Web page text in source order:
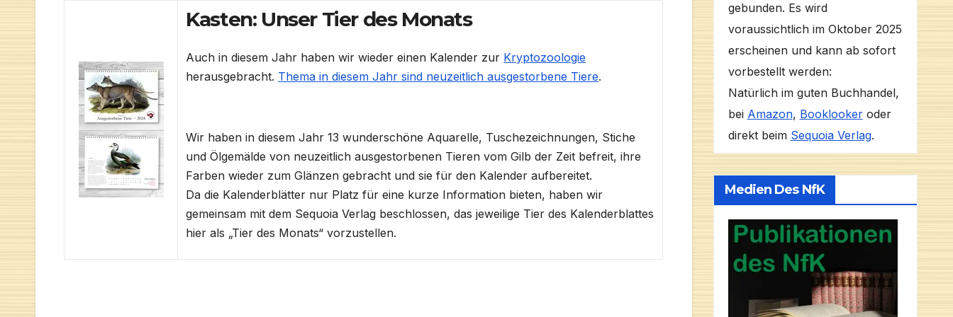
Kasten: Unser Tier des Monats
Auch in diesem Jahr haben wir wieder einen Kalender zur Kryptozoologie
herausgebracht. Thema in diesem Jahr sind neuzeitlich ausgestorbene Tiere.
Wir haben in diesem Jahr 13 wunderschöne Aquarelle, Tuschezeichnungen, Stiche
und Ölgemälde von neuzeitlich ausgestorbenen Tieren vom Gilb der Zeit befreit, ihre
Farben wieder zum Glänzen gebracht und sie für den Kalender aufbereitet.
Da die Kalenderblätter nur Platz für eine kurze Information bieten, haben wir
gemeinsam mit dem Sequoia Verlag beschlossen, das jeweilige Tier des Kalenderblattes
hier als „Tier des Monats“ vorzustellen.
gebunden. Es wird
voraussichtlich im Oktober 2025
erscheinen und kann ab sofort
vorbestellt werden:
Natürlich im guten Buchhandel,
bei Amazon, Booklookeroder
direkt beim Sequoia Verlag.
Medien Des NfK